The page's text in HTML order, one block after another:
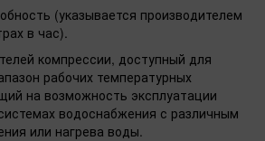
(указывается производителем
в час).
компрессии, доступный для
рабочих температурных
на возможность эксплуатации
водоснабжения с различным
или нагрева воды.